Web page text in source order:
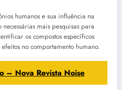
humanos e sua influência na
mais pesquisas para
os compostos específicos
no comportamento humano.
– Nova Revista Noise